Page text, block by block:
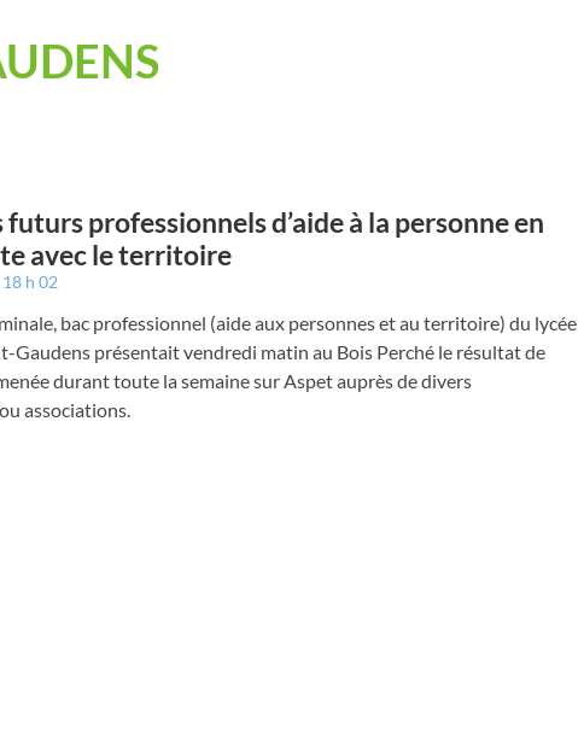
futurs professionnels d’aide à la personne en
avec le territoire
18 h 02
bac professionnel (aide aux personnes et au territoire) du lycée
Gaudens présentait vendredi matin au Bois Perché le résultat de
durant toute la semaine sur Aspet auprès de divers
associations.